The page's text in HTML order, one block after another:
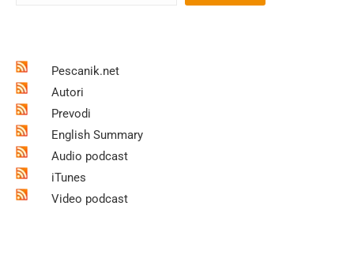
Pescanik.net
Autori
Prevodi
English Summary
Audio podcast
iTunes
Video podcast